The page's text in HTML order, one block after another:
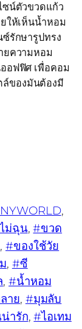
ซน์ตัวขวดแก้ว
ให้เห็นน้ำหอม
รักษารูปทรง
ยความหอม
อฟฟิศ เพื่อคอม
ของมันต้องมี
ม่ฉุน, #ขวด
, #ของใช้วัย
, #ซี
, #น้ำหอม
าย, #มุมลับ
ารัก, #ไอเทม